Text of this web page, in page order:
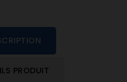
PRODUIT